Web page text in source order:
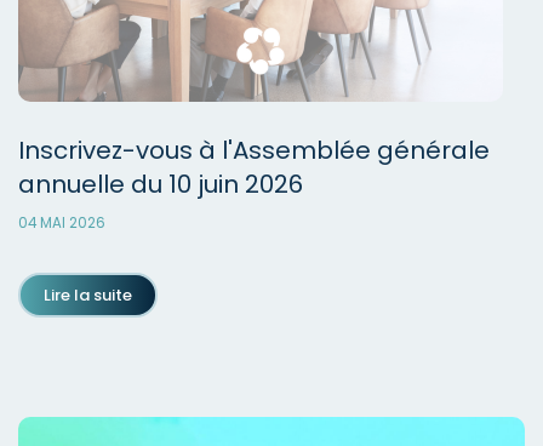
Inscrivez-vous à l'Assemblée générale
annuelle du 10 juin 2026
04 MAI 2026
Lire la suite